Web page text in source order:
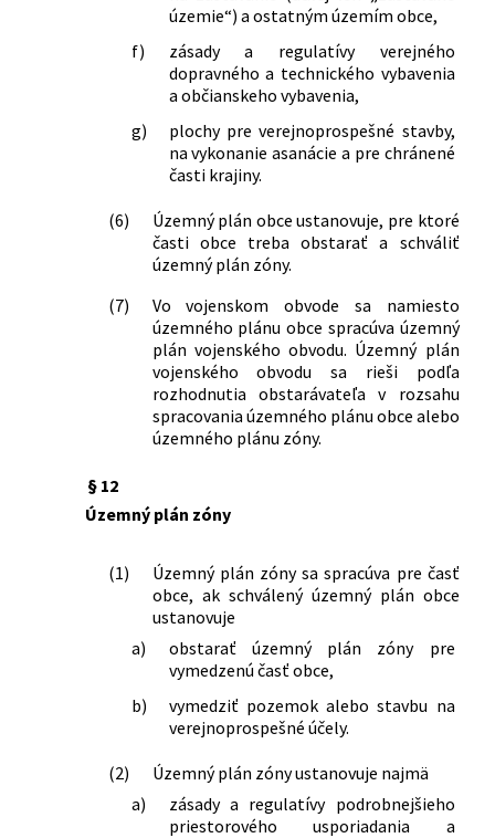
územie“) a ostatným územím obce,
f)
zásady a regulatívy verejného
dopravného a technického vybavenia
a občianskeho vybavenia,
g)
plochy pre verejnoprospešné stavby,
na vykonanie asanácie a pre chránené
časti krajiny.
(6)
Územný plán obce ustanovuje, pre ktoré
časti obce treba obstarať a schváliť
územný plán zóny.
(7)
Vo vojenskom obvode sa namiesto
územného plánu obce spracúva územný
plán vojenského obvodu. Územný plán
vojenského obvodu sa rieši podľa
rozhodnutia obstarávateľa v rozsahu
spracovania územného plánu obce alebo
územného plánu zóny.
§ 12
Územný plán zóny
(1)
Územný plán zóny sa spracúva pre časť
obce, ak schválený územný plán obce
ustanovuje
a)
obstarať územný plán zóny pre
vymedzenú časť obce,
b)
vymedziť pozemok alebo stavbu na
verejnoprospešné účely.
(2)
Územný plán zóny ustanovuje najmä
a)
zásady a regulatívy podrobnejšieho
priestorového usporiadania a